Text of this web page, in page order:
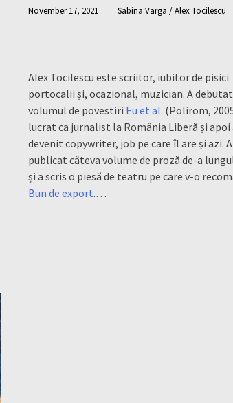
November 17, 2021 Sabina Varga / Alex Tocilescu
Alex Tocilescu este scriitor, iubitor de pisici
portocalii și, ocazional, muzician. A
volumul de povestiri Eu et al. (Polirom,
lucrat ca jurnalist la România Liberă și apoi
devenit copywriter, job pe care îl are și azi.
publicat câteva volume de proză de-a
și a scris o piesă de teatru pe care v-o
Bun de export.…